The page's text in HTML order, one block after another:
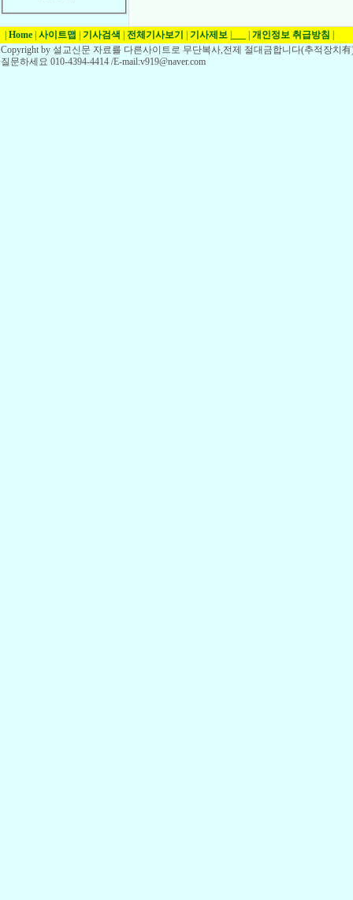
Home 사이트맵 기사검색 전체기사보기 기사제보 개인정보 취급방침
Copyright by 설교신문 자료를 다른사이트로 무단복사,전제 절대금합니다(추적장치
질문하세요 010-4394-4414 /E-mail:v919@naver.com